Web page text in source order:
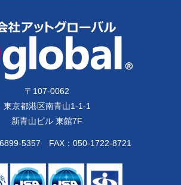
〒 107-0062
東京都港区南青山1-1-1
新青山ビル 東館7F
5357 FAX：050-1722-8721